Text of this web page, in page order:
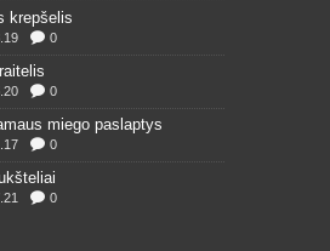
krepšelis
0
0
miego paslaptys
0
0